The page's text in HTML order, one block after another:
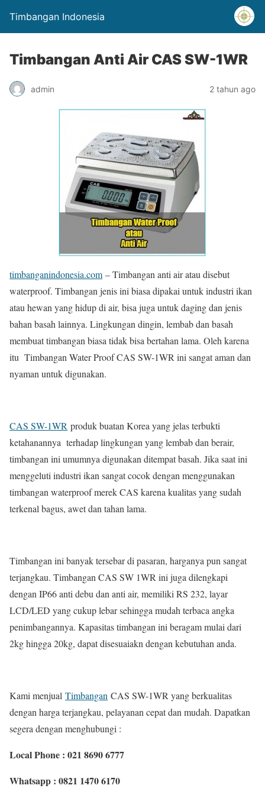
Timbangan Indonesia
Timbangan Anti Air CAS SW-1WR
admin 2 tahun ago
timbanganindonesia.com – Timbangan anti air atau disebut
waterproof. Timbangan jenis ini biasa dipakai untuk industri ikan
atau hewan yang hidup di air, bisa juga untuk daging dan jenis
bahan basah lainnya. Lingkungan dingin, lembab dan basah
membuat timbangan biasa tidak bisa bertahan lama. Oleh karena
itu Timbangan Water Proof CAS SW-1WR ini sangat aman dan
nyaman untuk digunakan.
CAS SW-1WR produk buatan Korea yang jelas terbukti
ketahanannya terhadap lingkungan yang lembab dan berair,
timbangan ini umumnya digunakan ditempat basah. Jika saat ini
menggeluti industri ikan sangat cocok dengan menggunakan
timbangan waterproof merek CAS karena kualitas yang sudah
terkenal bagus, awet dan tahan lama.
Timbangan ini banyak tersebar di pasaran, harganya pun sangat
terjangkau. Timbangan CAS SW 1WR ini juga dilengkapi
dengan IP66 anti debu dan anti air, memiliki RS 232, layar
LCD/LED yang cukup lebar sehingga mudah terbaca angka
penimbangannya. Kapasitas timbangan ini beragam mulai dari
2kg hingga 20kg, dapat disesuaiakn dengan kebutuhan anda.
Kami menjual Timbangan CAS SW-1WR yang berkualitas
dengan harga terjangkau, pelayanan cepat dan mudah. Dapatkan
segera dengan menghubungi :
Local Phone : 021 8690 6777
Whatsapp : 0821 1470 6170